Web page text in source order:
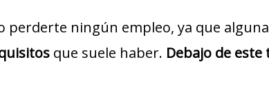
perderte ningún empleo, ya que
que suele haber. Debajo de